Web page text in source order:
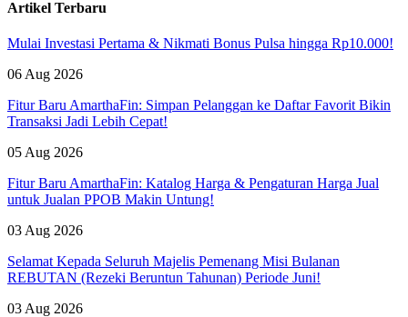
Artikel Terbaru
Mulai Investasi Pertama & Nikmati Bonus Pulsa hingga Rp10.000!
06 Aug 2026
Fitur Baru AmarthaFin: Simpan Pelanggan ke Daftar Favorit Bikin
Transaksi Jadi Lebih Cepat!
05 Aug 2026
Fitur Baru AmarthaFin: Katalog Harga & Pengaturan Harga Jual
untuk Jualan PPOB Makin Untung!
03 Aug 2026
Selamat Kepada Seluruh Majelis Pemenang Misi Bulanan
REBUTAN (Rezeki Beruntun Tahunan) Periode Juni!
03 Aug 2026